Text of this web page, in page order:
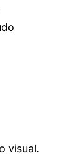
visual.